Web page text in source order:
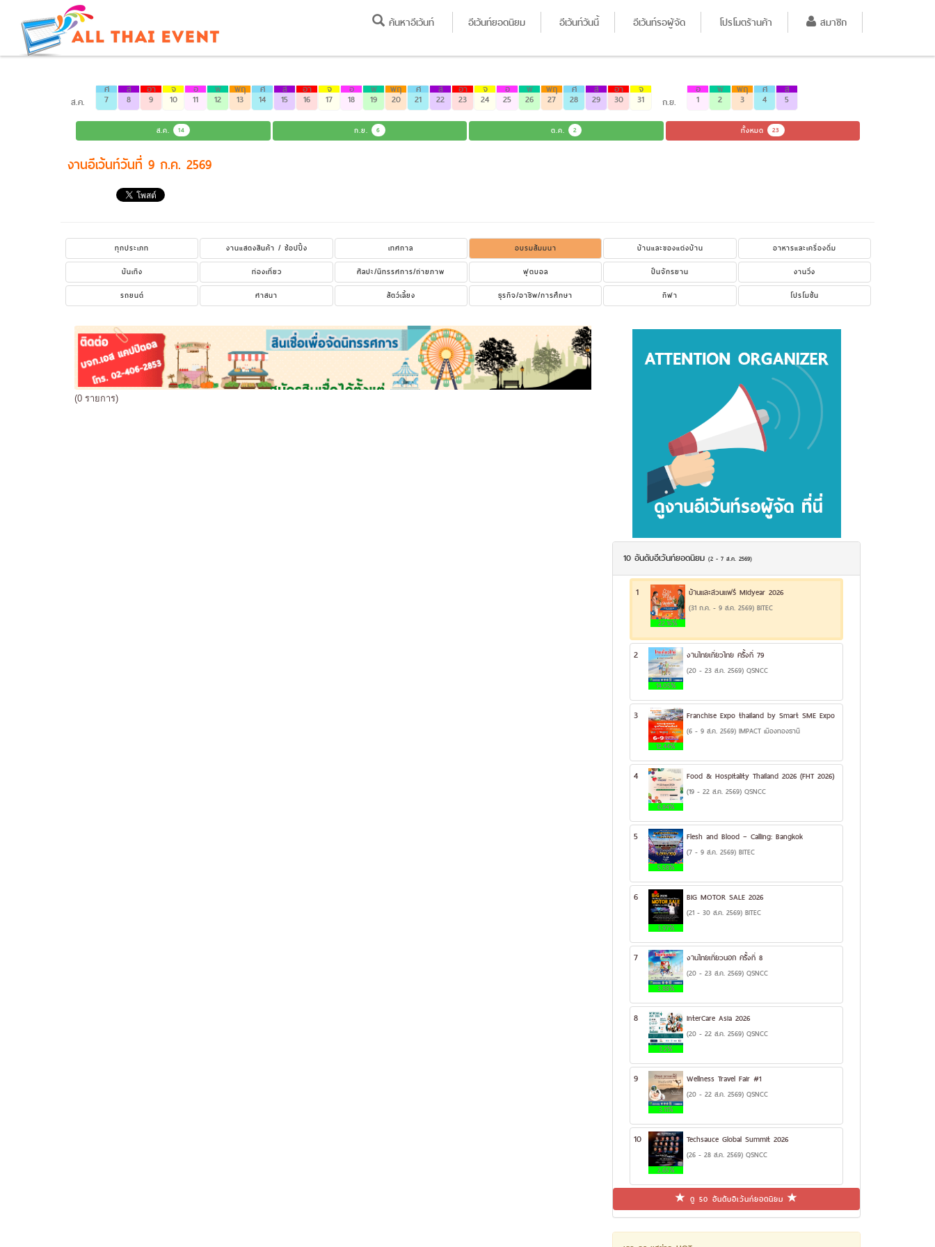
ค้นหาอีเว้นท์ อีเว้นท์ยอดนิยม อีเว้นท์วันนี้ อีเว้นท์รอผู้จัด โปรโมตร้านค้า สมาชิก
ส.ค.
ศ
7
ส
8
อา
9
จ
10
อ
11
พ
12
พฤ
13
ศ
14
ส
15
อา
16
จ
17
อ
18
พ
19
พฤ
20
ศ
21
ส
22
อา
23
จ
24
อ
25
พ
26
พฤ
27
ศ
28
ส
29
อา
30
จ
31 ก.ย.
อ
1
พ
2
พฤ
3
ศ
4
ส
5
ส.ค. 14 ก.ย. 6 ต.ค. 2 ทั้งหมด 23
งานอีเว้นท์วันที่ 9 ก.ค. 2569
ทุกประเภท งานแสดงสินค้า / ช้อปปิ้ง เทศกาล อบรมสัมมนา บ้านและของแต่งบ้าน
อาหารและเครื่องดื่ม
บันเทิง
ท่องเที่ยว ศิลปะ/นิทรรศการ/ถ่ายภาพ ฟุตบอล ปั่นจักรยาน
งานวิ่ง
รถยนต์
ศาสนา สัตว์เลี้ยง ธุรกิจ/อาชีพ/การศึกษา กีฬา โปรโมชั่น
(0 รายการ)
10 อันดับอีเว้นท์ยอดนิยม(2 - 7 ส.ค. 2569)
1
22.16%
บ้านและสวนแฟร์ Midyear 2026
(31 ก.ค. - 9 ส.ค. 2569) BITEC
2
14.05%
งานไทยเที่ยวไทย ครั้งที่ 79
(20 - 23 ส.ค. 2569) QSNCC
3
12.44%
Franchise Expo thailand by Smart SME Expo
(6 - 9 ส.ค. 2569) IMPACT เมืองทองธานี
4
6.84%
Food & Hospitality Thailand 2026 (FHT 2026)
(19 - 22 ส.ค. 2569) QSNCC
5
5.58%
Flesh and Blood – Calling: Bangkok
(7 - 9 ส.ค. 2569) BITEC
6
3.97%
BIG MOTOR SALE 2026
(21 - 30 ส.ค. 2569) BITEC
7
3.88%
งานไทยเที่ยวนอก ครั้งที่ 8
(20 - 23 ส.ค. 2569) QSNCC
8
3.2%
InterCare Asia 2026
(20 - 22 ส.ค. 2569) QSNCC
9
3.11%
Wellness Travel Fair #1
(20 - 22 ส.ค. 2569) QSNCC
10
2.65%
Techsauce Global Summit 2026
(26 - 28 ส.ค. 2569) QSNCC
ดู 50 อันดับอีเว้นท์ยอดนิยม